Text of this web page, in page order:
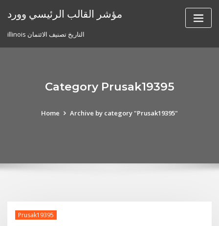
مؤشر القالب الرئيسي وورد
illinois التاريخ تصنيف الائتمان
Category Prusak19395
Home Archive by category "Prusak19395"
Prusak19395